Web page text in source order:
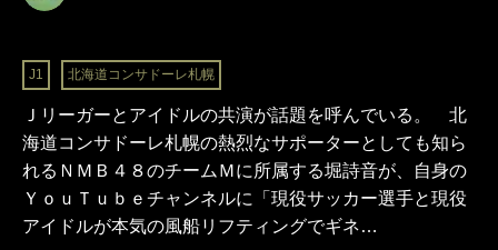
J1 北海道コンサドーレ札幌
Ｊリーガーとアイドルの共演が話題を呼んでいる。 北
海道コンサドーレ札幌の熱烈なサポーターとしても知ら
れるＮＭＢ４８のチームＭに所属する堀詩音が、自身の
ＹｏｕＴｕｂｅチャンネルに「現役サッカー選手と現役
アイドルが本気の風船リフティングでギネ…